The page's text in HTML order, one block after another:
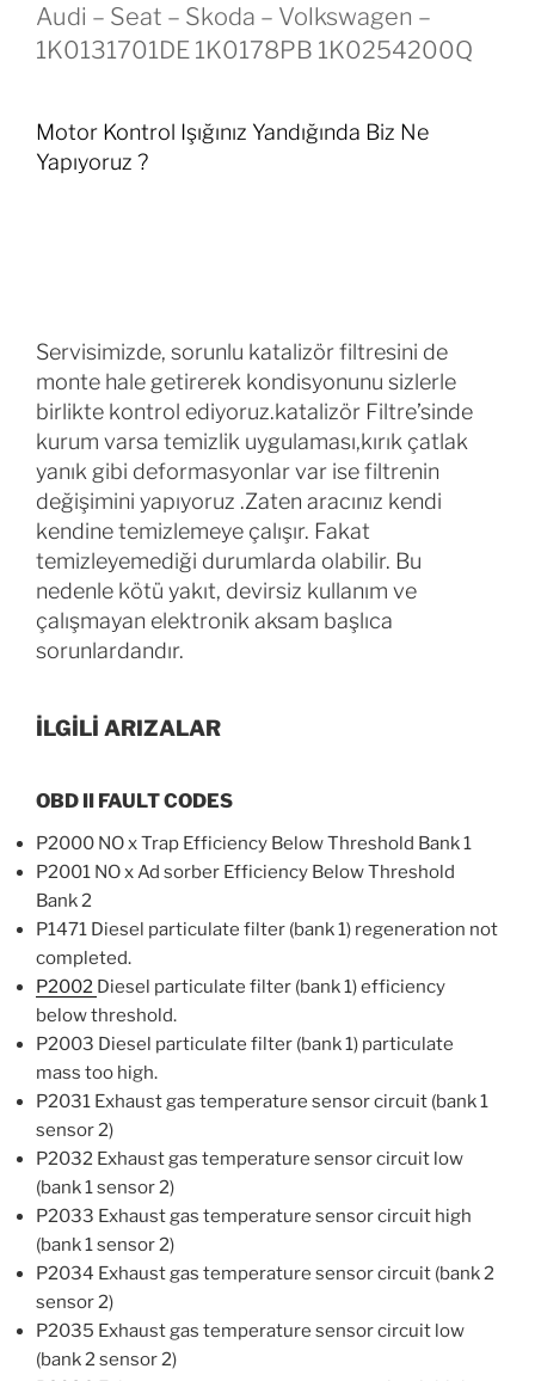
Audi – Seat – Skoda – Volkswagen –
1K0131701DE 1K0178PB 1K0254200Q
Motor Kontrol Işığınız Yandığında Biz Ne
Yapıyoruz ?
Servisimizde, sorunlu katalizör filtresini de
monte hale getirerek kondisyonunu sizlerle
birlikte kontrol ediyoruz.katalizör Filtre’sinde
kurum varsa temizlik uygulaması,kırık çatlak
yanık gibi deformasyonlar var ise filtrenin
değişimini yapıyoruz .Zaten aracınız kendi
kendine temizlemeye çalışır. Fakat
temizleyemediği durumlarda olabilir. Bu
nedenle kötü yakıt, devirsiz kullanım ve
çalışmayan elektronik aksam başlıca
sorunlardandır.
İLGİLİ ARIZALAR
OBD II FAULT CODES
P2000 NO x Trap Efficiency Below Threshold Bank 1
P2001 NO x Ad sorber Efficiency Below Threshold
Bank 2
P1471 Diesel particulate filter (bank 1) regeneration not
completed.
P2002 Diesel particulate filter (bank 1) efficiency
below threshold.
P2003 Diesel particulate filter (bank 1) particulate
mass too high.
P2031 Exhaust gas temperature sensor circuit (bank 1
sensor 2)
P2032 Exhaust gas temperature sensor circuit low
(bank 1 sensor 2)
P2033 Exhaust gas temperature sensor circuit high
(bank 1 sensor 2)
P2034 Exhaust gas temperature sensor circuit (bank 2
sensor 2)
P2035 Exhaust gas temperature sensor circuit low
(bank 2 sensor 2)